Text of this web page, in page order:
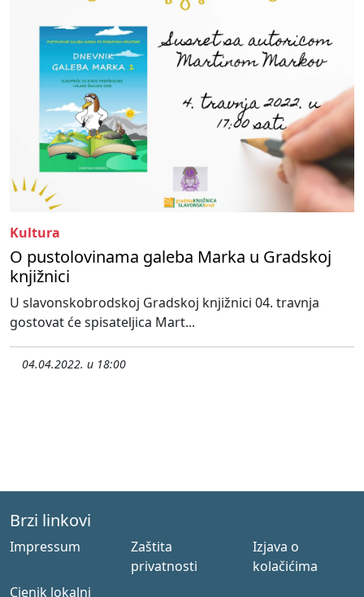
Kultura
O pustolovinama galeba Marka u Gradskoj
knjižnici
U slavonskobrodskoj Gradskoj knjižnici 04. travnja
gostovat će spisateljica Mart...
04.04.2022. u 18:00
Brzi linkovi
Impressum
Zaštita
privatnosti
Izjava o
kolačićima
Cjenik lokalni